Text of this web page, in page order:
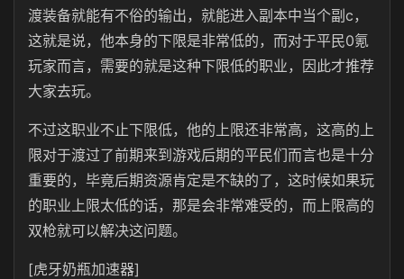
渡装备就能有不俗的输出，就能进入副本中当个副c，
这就是说，他本身的下限是非常低的，而对于平民0氪
玩家而言，需要的就是这种下限低的职业，因此才推荐
大家去玩。
不过这职业不止下限低，他的上限还非常高，这高的上
限对于渡过了前期来到游戏后期的平民们而言也是十分
重要的，毕竟后期资源肯定是不缺的了，这时候如果玩
的职业上限太低的话，那是会非常难受的，而上限高的
双枪就可以解决这问题。
[虎牙奶瓶加速器]